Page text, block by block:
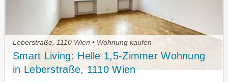
Leberstraße, 1110 Wien • Wohnung kaufen
Smart Living: Helle 1,5-Zimmer Wohnung
in Leberstraße, 1110 Wien